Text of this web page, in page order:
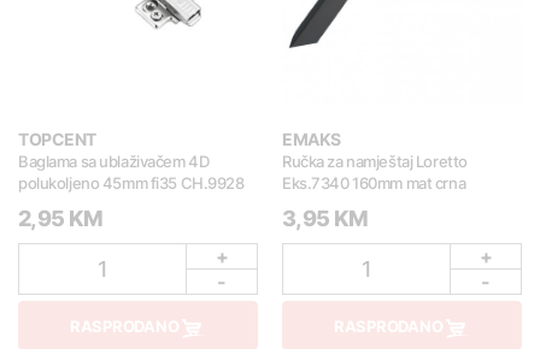
TOPCENT
Baglama sa ublaživačem 4D
polukoljeno 45mm fi35 CH.9928
2,95 KM
1
+
-
RASPRODANO
EMAKS
Ručka za namještaj Loretto
Eks.7340 160mm mat crna
3,95 KM
1
+
-
RASPRODANO